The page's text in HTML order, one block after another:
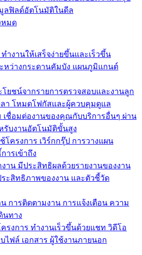
ลฟิลด์อัตโนมัติในดีล
หมด
ทำงานให้เสร็จง่ายขึ้นและเร็วขึ้น
ะหว่างกระดานคัมบัง แผนภูมิแกนต์
โยชน์จากรายการตรวจสอบและงานลูก
ลา โหมดโฟกัสและผู้ควบคุมดูแล
เชื่อมต่องานของคุณกับบริการอื่นๆ ผ่าน
รับงานอัตโนมัติขั้นสูง
โครงการ เวิร์กกรุ๊ป การวางแผน
ารเข้าถึง
าน มีประสิทธิผลด้วยรายงานของงาน
ระสิทธิภาพของงาน และตัวชี้วัด
น การติดตามงาน การแจ้งเตือน ความ
นทาง
รงการ ทํางานเร็วขึ้นด้วยแชท วิดีโอ
ไฟล์ เอกสาร ผู้ใช้งานภายนอก